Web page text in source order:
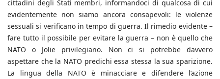
cittadini degli Stati membri, informandoci di qualcosa di cui
evidentemente non siamo ancora consapevoli: le violenze
sessuali si verificano in tempo di guerra. Il rimedio evidente –
fare tutto il possibile per evitare la guerra – non è quello che
NATO o Jolie privilegiano. Non ci si potrebbe davvero
aspettare che la NATO predichi essa stessa la sua sparizione.
La lingua della NATO è minacciare e difendere l’azione